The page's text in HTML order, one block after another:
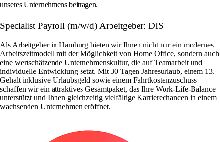
unseres Unternehmens beitragen.
Specialist Payroll (m/w/d) Arbeitgeber: DIS
Als Arbeitgeber in Hamburg bieten wir Ihnen nicht nur ein modernes
Arbeitszeitmodell mit der Möglichkeit von Home Office, sondern auch
eine wertschätzende Unternehmenskultur, die auf Teamarbeit und
individuelle Entwicklung setzt. Mit 30 Tagen Jahresurlaub, einem 13.
Gehalt inklusive Urlaubsgeld sowie einem Fahrtkostenzuschuss
schaffen wir ein attraktives Gesamtpaket, das Ihre Work-Life-Balance
unterstützt und Ihnen gleichzeitig vielfältige Karrierechancen in einem
wachsenden Unternehmen eröffnet.